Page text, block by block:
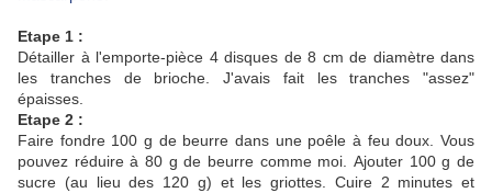
Etape 1 :
Détailler à l'emporte-pièce 4 disques de 8 cm de diamètre dans
les tranches de brioche. J'avais fait les tranches "assez"
épaisses.
Etape 2 :
Faire fondre 100 g de beurre dans une poêle à feu doux. Vous
pouvez réduire à 80 g de beurre comme moi. Ajouter 100 g de
sucre (au lieu des 120 g) et les griottes. Cuire 2 minutes et